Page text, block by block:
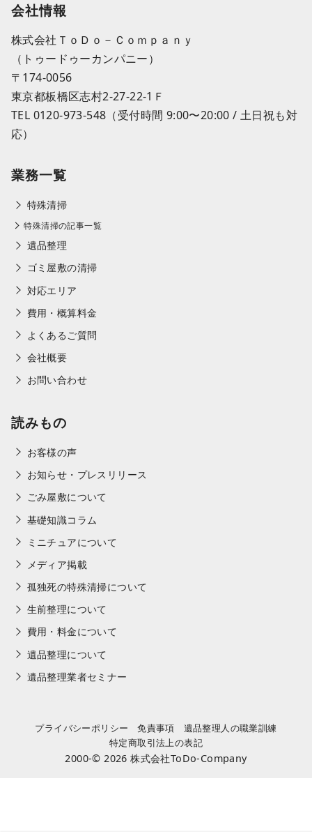
会社情報
株式会社ＴｏＤｏ－Ｃｏｍｐａｎｙ
（トゥードゥーカンパニー）
〒174-0056
東京都板橋区志村2-27-22-1Ｆ
TEL 0120-973-548（受付時間 9:00〜20:00 / 土日祝も対
応）
業務一覧
特殊清掃
特殊清掃の記事一覧
遺品整理
ゴミ屋敷の清掃
対応エリア
費用・概算料金
よくあるご質問
会社概要
お問い合わせ
読みもの
お客様の声
お知らせ・プレスリリース
ごみ屋敷について
基礎知識コラム
ミニチュアについて
メディア掲載
孤独死の特殊清掃について
生前整理について
費用・料金について
遺品整理について
遺品整理業者セミナー
プライバシーポリシー 免責事項
遺品整理人の職業訓練
特定商取引法上の表記
2000-© 2026株式会社ToDo-Company